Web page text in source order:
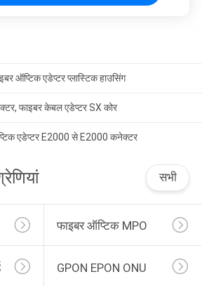
ऑप्टिक एडेप्टर प्लास्टिक हाउसिंग
फाइबर केबल एडेप्टर SX कोर
एडेप्टर E2000 से E2000 कनेक्टर
सभी
फाइबर ऑप्टिक MPO
GPON EPON ONU